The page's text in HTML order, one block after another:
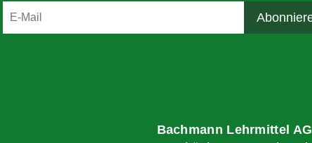
Bachmann Lehrmittel AG